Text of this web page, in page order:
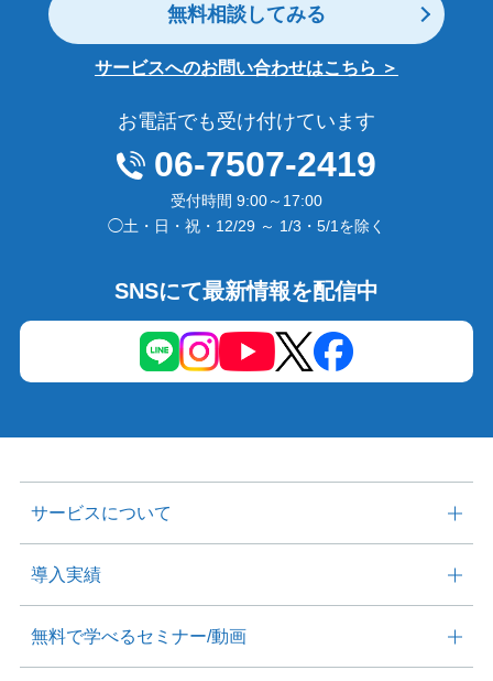
無料相談してみる
サービスへのお問い合わせはこちら ＞
お電話でも受け付けています
06-7507-2419
受付時間 9:00～17:00
◯土・日・祝・12/29 ～ 1/3・5/1を除く
SNSにて最新情報を配信中
サービスについて
導入実績
無料で学べるセミナー/動画